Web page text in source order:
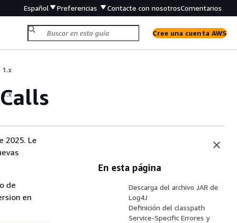
Español Preferencias Contacte con nosotrosComentarios
Cree una cuenta AWS
2025. Le
de
en
En esta página
Descarga del archivo JAR de
Log4J
Definición del classpath
Service-Specific Errores y